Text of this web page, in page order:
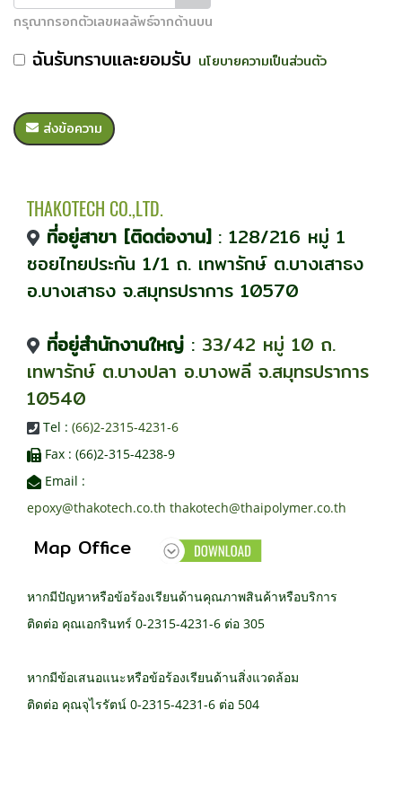
กรุณากรอกตัวเลขผลลัพธ์จากด้านบน
ฉันรับทราบและยอมรับ นโยบายความเป็นส่วนตัว
ส่งข้อความ
THAKOTECH CO.,LTD.
ที่อยู่สาขา [ติดต่องาน]: 128/216 หมู่ 1
ซอยไทยประกัน 1/1 ถ. เทพารักษ์ ต.บางเสาธง
อ.บางเสาธง จ.สมุทรปราการ 10570
ที่อยู่สำนักงานใหญ่: 33/42 หมู่ 10 ถ.
เทพารักษ์ ต.บางปลา อ.บางพลี จ.สมุทรปราการ
10540
Tel : (66)2-2315-4231-6
Fax : (66)2-315-4238-9
Email :
epoxy@thakotech.co.th thakotech@thaipolymer.co.th
Map Office
หากมีปัญหาหรือข้อร้องเรียนด้านคุณภาพสินค้าหรือบริการ
ติดต่อ คุณเอกรินทร์ 0-2315-4231-6 ต่อ 305
หากมีข้อเสนอแนะหรือข้อร้องเรียนด้านสิ่งแวดล้อม
ติดต่อ คุณจุไรรัตน์ 0-2315-4231-6 ต่อ 504